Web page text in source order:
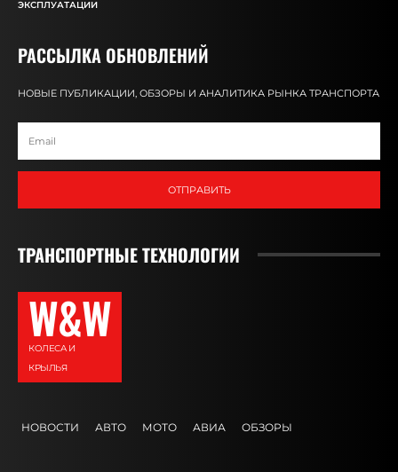
ЭКСПЛУАТАЦИИ
РАССЫЛКА ОБНОВЛЕНИЙ
НОВЫЕ ПУБЛИКАЦИИ, ОБЗОРЫ И АНАЛИТИКА РЫНКА ТРАНСПОРТА
ОТПРАВИТЬ
ТРАНСПОРТНЫЕ ТЕХНОЛОГИИ
W&W
КОЛЕСА И
КРЫЛЬЯ
НОВОСТИ АВТО МОТО АВИА ОБЗОРЫ